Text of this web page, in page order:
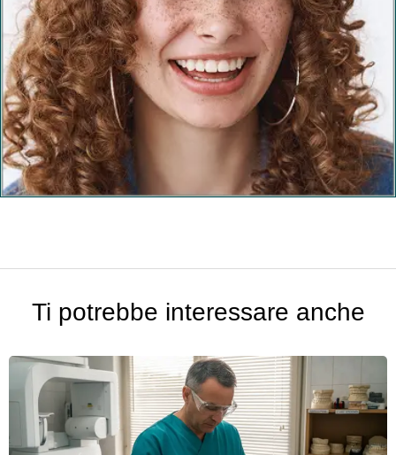
Ti potrebbe interessare anche